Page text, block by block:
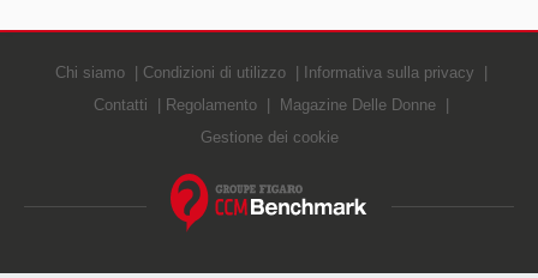
Chi siamo Condizioni di utilizzo
Informativa sulla privacy
Contatti
Regolamento
Magazine Delle Donne
Gestione dei cookie